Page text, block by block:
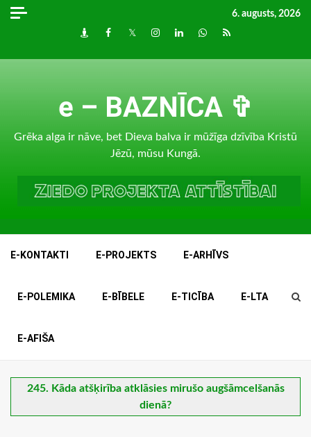
Skip
6. augusts, 2026
DraugiemFacebook
TwitterInstagram
LinkedInwhatsapp
RSS
e – BAZNĪCA ✞
Grēka alga ir nāve, bet Dieva balva ir mūžīga dzīvība Kristū
Jēzū, mūsu Kungā.
E-KONTAKTI E-PROJEKTS E-ARHĪVS
E-POLEMIKA E-BĪBELE E-TICĪBA E-LTA
E-AFIŠA
245. Kāda atšķirība atklāsies mirušo augšāmcelšanās
dienā?